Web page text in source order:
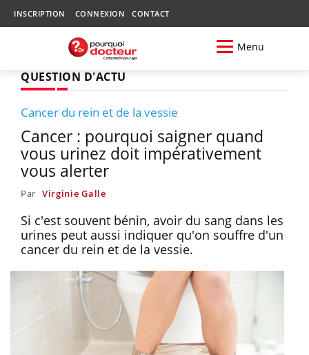
INSCRIPTION CONNEXION CONTACT
Menu
QUESTION D'ACTU
Cancer du rein et de la vessie
Cancer : pourquoi saigner quand
vous urinez doit impérativement
vous alerter
Par Virginie Galle
Si c'est souvent bénin, avoir du sang dans les
urines peut aussi indiquer qu'on souffre d'un
cancer du rein et de la vessie.